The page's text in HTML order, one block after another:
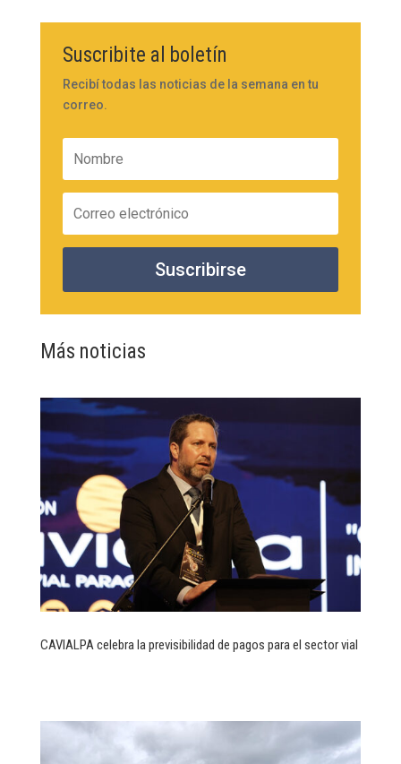
Suscribite al boletín
Recibí todas las noticias de la semana en tu
correo.
Suscribirse
Más noticias
CAVIALPA celebra la previsibilidad de pagos para el sector vial